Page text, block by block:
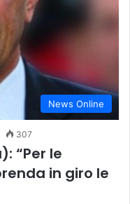
News Online
307
“Per le
in giro le